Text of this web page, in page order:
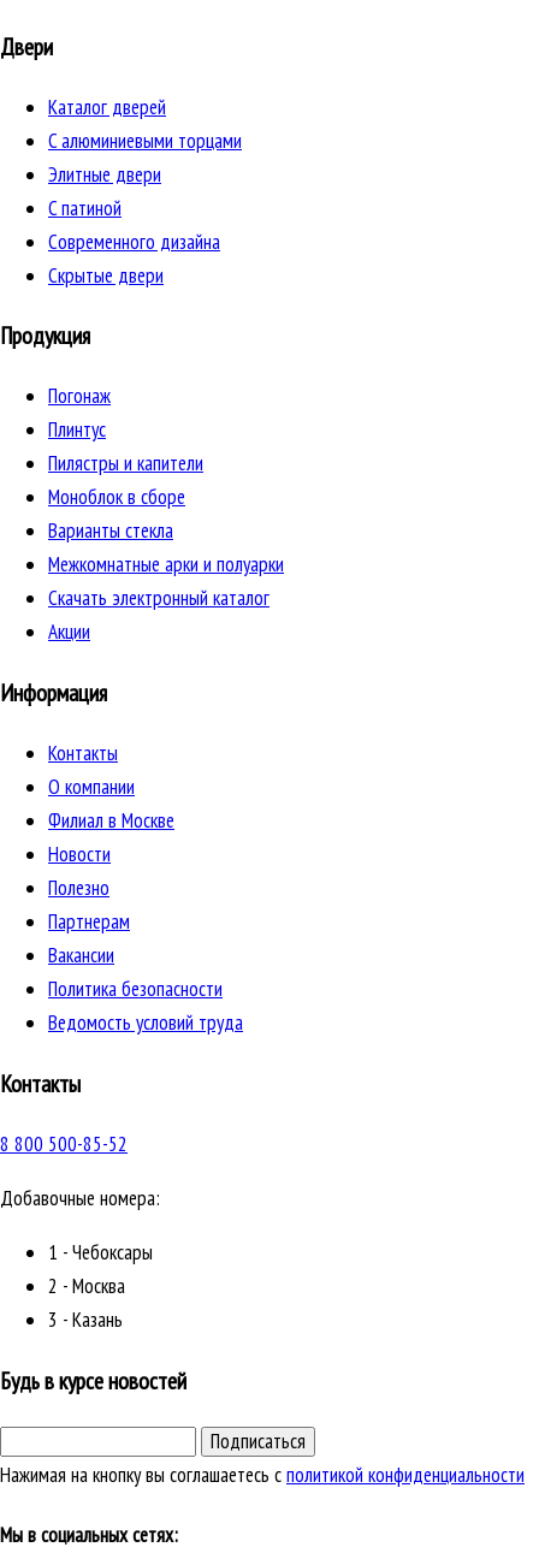
Двери
Каталог дверей
C алюминиевыми торцами
Элитные двери
C патиной
Cовременного дизайна
Скрытые двери
Продукция
Погонаж
Плинтус
Пилястры и капители
Моноблок в сборе
Варианты стекла
Межкомнатные арки и полуарки
Скачать электронный каталог
Акции
Информация
Контакты
О компании
Филиал в Москве
Новости
Полезно
Партнерам
Вакансии
Политика безопасности
Ведомость условий труда
Контакты
8 800 500-85-52
Добавочные номера:
1 - Чебоксары
2 - Москва
3 - Казань
Будь в курсе новостей
Подписаться
Нажимая на кнопку вы соглашаетесь сполитикой конфиденциальности
Мы в социальных сетях: